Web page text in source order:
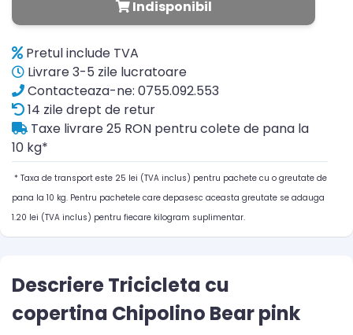
Indisponibil
Pretul include TVA
Livrare 3-5 zile lucratoare
Contacteaza-ne: 0755.092.553
14 zile drept de retur
Taxe livrare 25 RON pentru colete de pana la
10 kg*
* Taxa de transport este 25 lei (TVA inclus) pentru pachete cu o greutate de
pana la 10 kg. Pentru pachetele care depasesc aceasta greutate se adauga
1.20 lei (TVA inclus) pentru fiecare kilogram suplimentar.
Descriere Tricicleta cu
copertina Chipolino Bear pink